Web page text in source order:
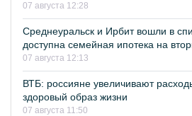
07 августа 12:28
Среднеуральск и Ирбит вошли в
доступна семейная ипотека на
07 августа 12:13
ВТБ: россияне увеличивают
здоровый образ жизни
07 августа 11:50